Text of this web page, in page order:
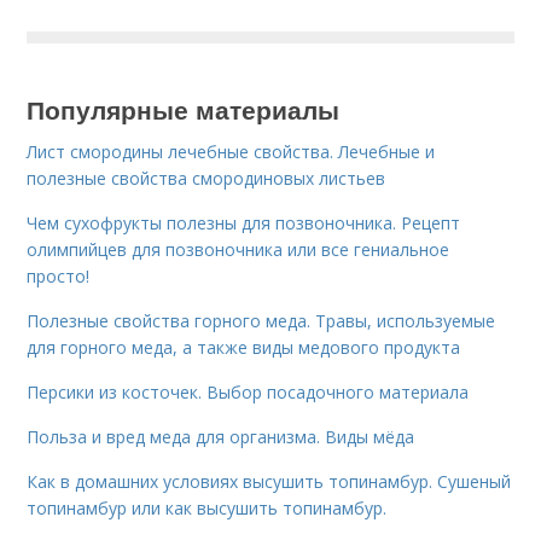
Популярные материалы
Лист смородины лечебные свойства. Лечебные и
полезные свойства смородиновых листьев
Чем сухофрукты полезны для позвоночника. Рецепт
олимпийцев для позвоночника или все гениальное
просто!
Полезные свойства горного меда. Травы, используемые
для горного меда, а также виды медового продукта
Персики из косточек. Выбор посадочного материала
Польза и вред меда для организма. Виды мёда
Как в домашних условиях высушить топинамбур. Сушеный
топинамбур или как высушить топинамбур.